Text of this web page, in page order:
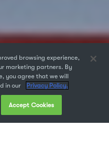
browsing experience,
marketing partners. By
you agree that we will
in our
Privacy Policy.
Accept Cookies